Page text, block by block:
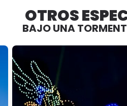
OTROS
BAJO UNA